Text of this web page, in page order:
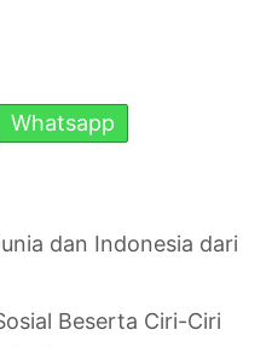
Whatsapp
dan Indonesia dari
Beserta Ciri-Ciri